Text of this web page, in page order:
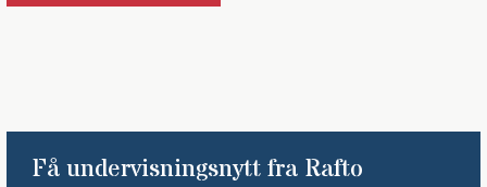
Få undervisningsnytt fra Rafto